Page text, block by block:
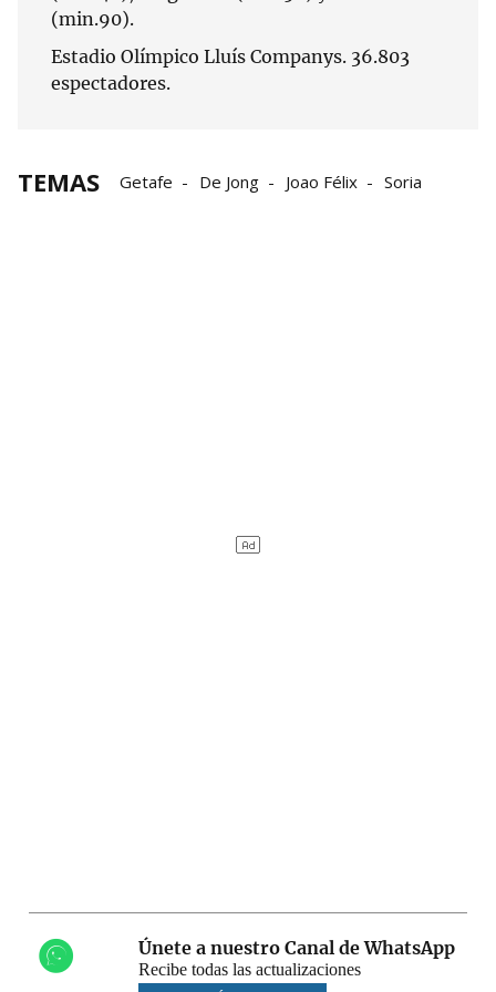
(min.90).
Estadio Olímpico Lluís Companys. 36.803
espectadores.
TEMAS Getafe De Jong Joao Félix Soria
Únete a nuestro Canal de WhatsApp
Recibe todas las actualizaciones